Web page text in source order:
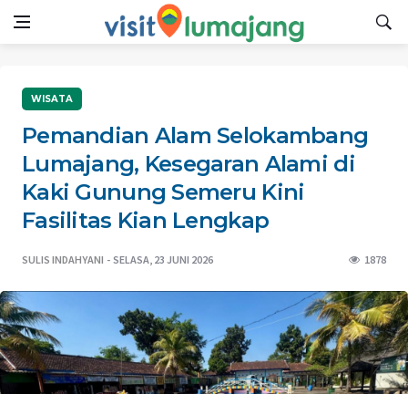
WISATA
Pemandian Alam Selokambang
Lumajang, Kesegaran Alami di
Kaki Gunung Semeru Kini
Fasilitas Kian Lengkap
SULIS INDAHYANI SELASA, 23 JUNI 2026 1878